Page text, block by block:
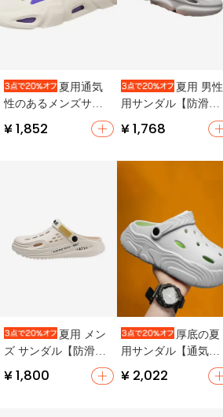
夏用通気
性のあるメンズサン
ダル【滑り止め・ス
ポーツタイプ・ビー
¥ 1,852
夏用 男性
用サンダル【防滑デ
ザイン・厚底・アウ
トドア向け】
¥ 1,768
夏用 メン
ズ サンダル【防滑・
防臭・トレンドデザ
イン・クロッグスタ
¥ 1,800
厚底の夏
用サンダル【通気
性・滑り止め・耐磨
耗性・カジュアルデ
¥ 2,022